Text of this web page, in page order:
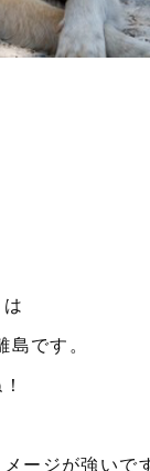
です。
ージが強いで